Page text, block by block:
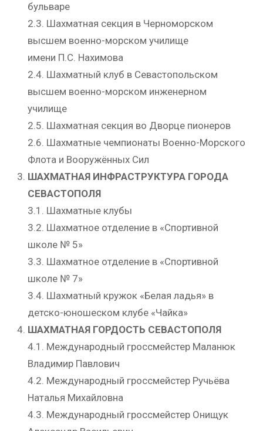
бульваре
2.3. Шахматная секция в Черноморском
высшем военно-морском училище
имени П.С. Нахимова
2.4. Шахматный клуб в Севастопольском
высшем военно-морском инженерном
училище
2.5. Шахматная секция во Дворце пионеров
2.6. Шахматные чемпионаты Военно-Морского
Флота и Вооружённых Сил
ШАХМАТНАЯ ИНФРАСТРУКТУРА ГОРОДА
СЕВАСТОПОЛЯ
3.1. Шахматные клубы
3.2. Шахматное отделение в «Спортивной
школе № 5»
3.3. Шахматное отделение в «Спортивной
школе № 7»
3.4. Шахматный кружок «Белая ладья» в
детско-юношеском клубе «Чайка»
ШАХМАТНАЯ ГОРДОСТЬ СЕВАСТОПОЛЯ
4.1. Международный гроссмейстер Маланюк
Владимир Павлович
4.2. Международный гроссмейстер Ручьёва
Наталья Михайловна
4.3. Международный гроссмейстер Онищук